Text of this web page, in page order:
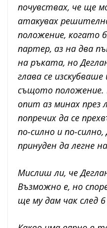
почувствах, че ще
атакувах
положение, когато
партер, аз на два
на ръката, но
глава се
същото положение.
опит аз минах през
попречих да се
по-силно и по-силно,
принуден да легне
Мислиш ли, че
Възможно е, но
ще му дам чак след 6